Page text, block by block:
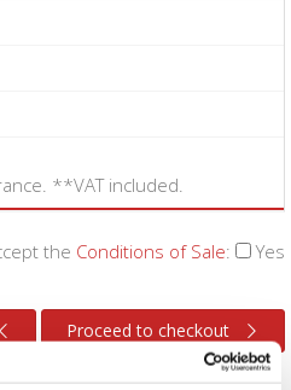
**VAT included.
the Conditions of Sale: Yes
Proceed to checkout